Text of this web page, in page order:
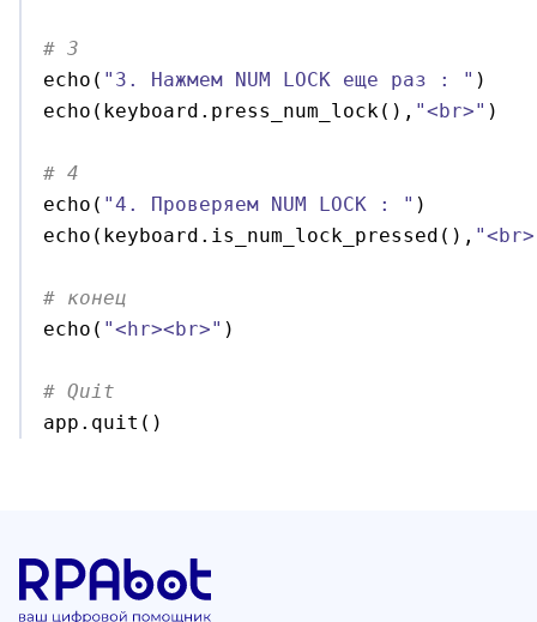
# 3
echo ( "3. Нажмем NUM LOCK еще раз : " )
echo ( keyboard. press_num_lock( ) , "<br>" )
# 4
echo ( "4. Проверяем NUM LOCK : " )
echo ( keyboard. is_num_lock_pressed ( ) ,
# конец
echo ( "<hr><br>" )
# Quit
app. quit ( )